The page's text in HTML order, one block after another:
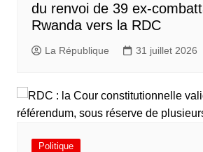
du renvoi de 39 ex-
Rwanda vers la RDC
La République 31 juillet 2026
Politique